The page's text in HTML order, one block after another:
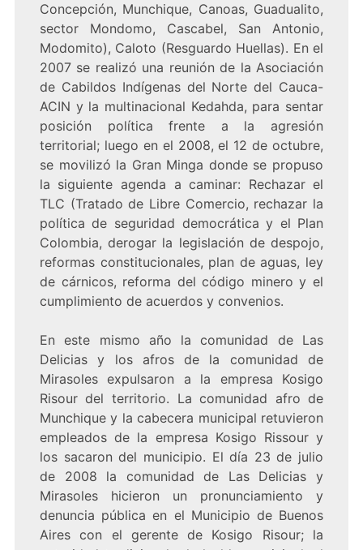
Concepción, Munchique, Canoas, Guadualito,
sector Mondomo, Cascabel, San Antonio,
Modomito), Caloto (Resguardo Huellas). En el
2007 se realizó una reunión de la Asociación
de Cabildos Indígenas del Norte del Cauca-
ACIN y la multinacional Kedahda, para sentar
posición política frente a la agresión
territorial; luego en el 2008, el 12 de octubre,
se movilizó la Gran Minga donde se propuso
la siguiente agenda a caminar: Rechazar el
TLC (Tratado de Libre Comercio, rechazar la
política de seguridad democrática y el Plan
Colombia, derogar la legislación de despojo,
reformas constitucionales, plan de aguas, ley
de cárnicos, reforma del código minero y el
cumplimiento de acuerdos y convenios.
En este mismo año la comunidad de Las
Delicias y los afros de la comunidad de
Mirasoles expulsaron a la empresa Kosigo
Risour del territorio. La comunidad afro de
Munchique y la cabecera municipal retuvieron
empleados de la empresa Kosigo Rissour y
los sacaron del municipio. El día 23 de julio
de 2008 la comunidad de Las Delicias y
Mirasoles hicieron un pronunciamiento y
denuncia pública en el Municipio de Buenos
Aires con el gerente de Kosigo Risour; la